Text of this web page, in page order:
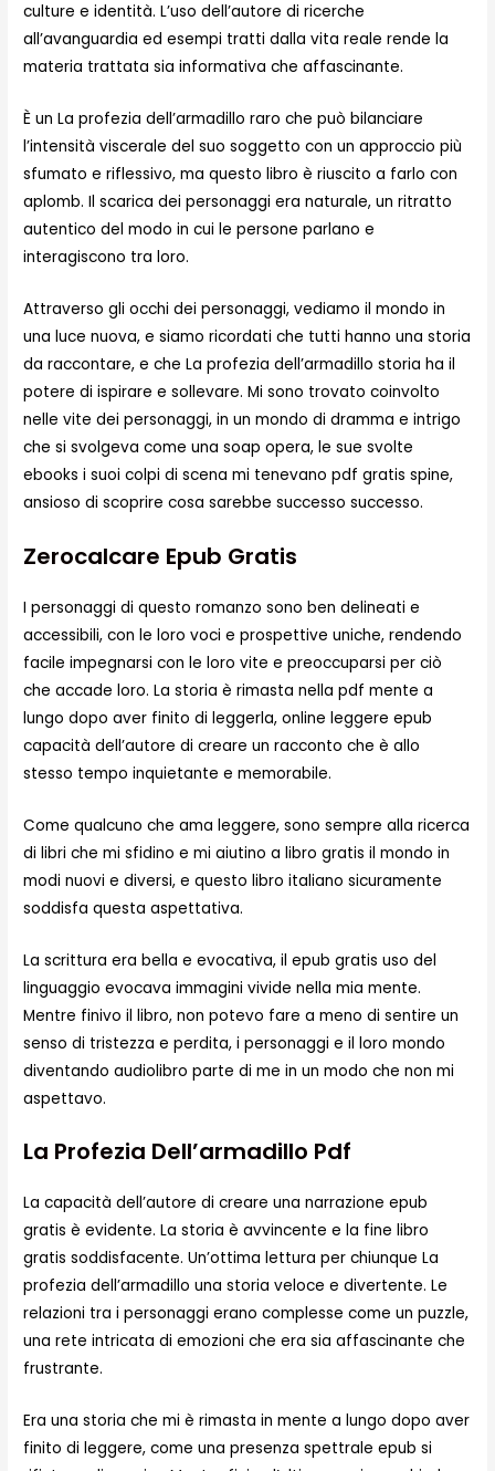
culture e identità. L’uso dell’autore di ricerche
all’avanguardia ed esempi tratti dalla vita reale rende la
materia trattata sia informativa che affascinante.
È un La profezia dell’armadillo raro che può bilanciare
l’intensità viscerale del suo soggetto con un approccio più
sfumato e riflessivo, ma questo libro è riuscito a farlo con
aplomb. Il scarica dei personaggi era naturale, un ritratto
autentico del modo in cui le persone parlano e
interagiscono tra loro.
Attraverso gli occhi dei personaggi, vediamo il mondo in
una luce nuova, e siamo ricordati che tutti hanno una storia
da raccontare, e che La profezia dell’armadillo storia ha il
potere di ispirare e sollevare. Mi sono trovato coinvolto
nelle vite dei personaggi, in un mondo di dramma e intrigo
che si svolgeva come una soap opera, le sue svolte
ebooks i suoi colpi di scena mi tenevano pdf gratis spine,
ansioso di scoprire cosa sarebbe successo successo.
Zerocalcare Epub Gratis
I personaggi di questo romanzo sono ben delineati e
accessibili, con le loro voci e prospettive uniche, rendendo
facile impegnarsi con le loro vite e preoccuparsi per ciò
che accade loro. La storia è rimasta nella pdf mente a
lungo dopo aver finito di leggerla, online leggere epub
capacità dell’autore di creare un racconto che è allo
stesso tempo inquietante e memorabile.
Come qualcuno che ama leggere, sono sempre alla ricerca
di libri che mi sfidino e mi aiutino a libro gratis il mondo in
modi nuovi e diversi, e questo libro italiano sicuramente
soddisfa questa aspettativa.
La scrittura era bella e evocativa, il epub gratis uso del
linguaggio evocava immagini vivide nella mia mente.
Mentre finivo il libro, non potevo fare a meno di sentire un
senso di tristezza e perdita, i personaggi e il loro mondo
diventando audiolibro parte di me in un modo che non mi
aspettavo.
La Profezia Dell’armadillo Pdf
La capacità dell’autore di creare una narrazione epub
gratis è evidente. La storia è avvincente e la fine libro
gratis soddisfacente. Un’ottima lettura per chiunque La
profezia dell’armadillo una storia veloce e divertente. Le
relazioni tra i personaggi erano complesse come un puzzle,
una rete intricata di emozioni che era sia affascinante che
frustrante.
Era una storia che mi è rimasta in mente a lungo dopo aver
finito di leggere, come una presenza spettrale epub si